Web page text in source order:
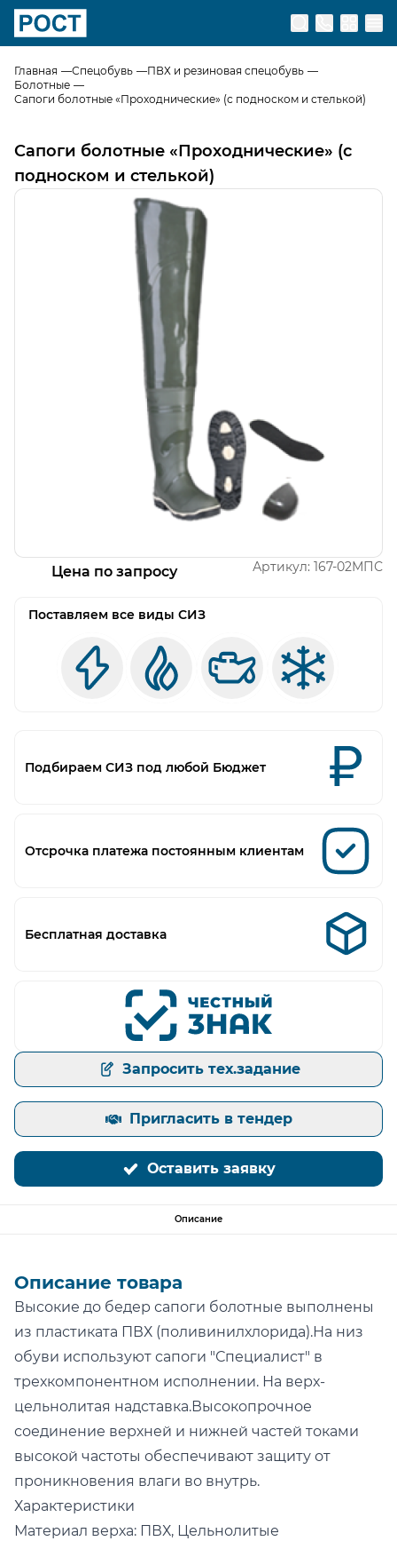
Перейти на главную страницу
Главная Спецобувь
ПВХ и резиновая спецобувь
Болотные
Сапоги болотные «Проходнические» (с подноском и стелькой)
Открыть изображение
Сапоги болотные «Проходнические» (с
подноском и стелькой)
Цена по запросу Артикул: 167-02МПС
Поставляем все виды СИЗ
Подбираем СИЗ под любой Бюджет
Отсрочка платежа постоянным клиентам
Бесплатная доставка
Запросить тех.задание
Пригласить в тендер
Оставить заявку
Описание
Описание товара
Высокие до бедер сапоги болотные выполнены
из пластиката ПВХ (поливинилхлорида).На низ
обуви используют сапоги "Специалист" в
трехкомпонентном исполнении. На верх-
цельнолитая надставка.Высокопрочное
соединение верхней и нижней частей токами
высокой частоты обеспечивают защиту от
проникновения влаги во внутрь.
Характеристики
Материал верха: ПВХ, Цельнолитые